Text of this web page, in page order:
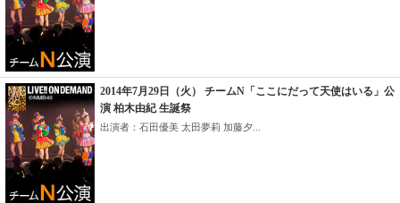
2014年7月29日（火） チームN「ここにだって天使はいる」公
演 柏木由紀 生誕祭
出演者：石田優美 太田夢莉 加藤夕...